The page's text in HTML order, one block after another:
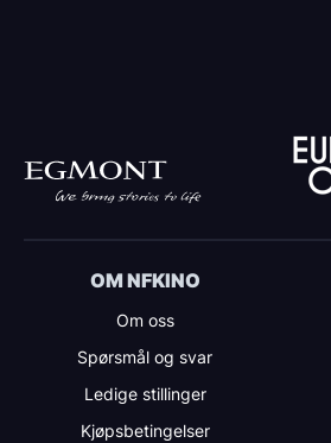
OM NFKINO
Om oss
Spørsmål og svar
Ledige stillinger
Kjøpsbetingelser